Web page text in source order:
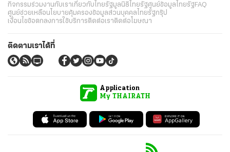
กิจกรรมร่วมงานกับเราเกี่ยวกับไทยรัฐมูลนิธิไทยรัฐศูนย์ข้อมูลไทยรัฐFAQ
ศูนย์ช่วยเหลือนโยบายคุ้มครองข้อมูลส่วนบุคคลไทยรัฐกรุ๊ป
เงื่อนไขข้อตกลงการใช้บริการติดต่อเราติดต่อโฆษณา
ติดตามเราได้ที่
Application
My THAIRATH